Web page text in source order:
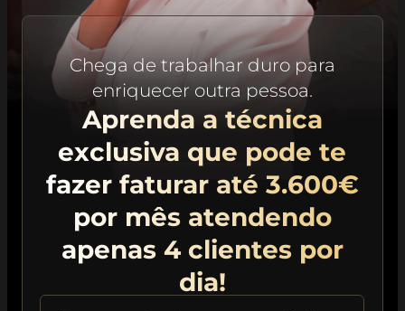
Chega de trabalhar duro para
enriquecer outra pessoa.
Aprenda a técnica
exclusiva que pode te
fazer faturar até 3.600€
por mês atendendo
apenas 4 clientes por
dia!​